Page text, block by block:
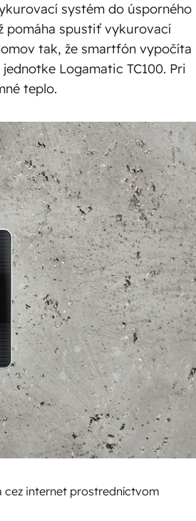
systém do úsporného
pomáha spustiť vykurovací
tak, že smartfón vypočíta
Logamatic TC100. Pri
teplo.
cez internet prostredníctvom